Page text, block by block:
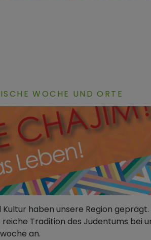
WOCHE UND ORTE
Kultur haben unsere Region
Tradition des Judentums bei
an.